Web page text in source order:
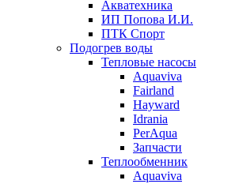
Акватехника
ИП Попова И.И.
ПТК Спорт
Подогрев воды
Тепловые насосы
Aquaviva
Fairland
Hayward
Idrania
PerAqua
Запчасти
Теплообменник
Aquaviva